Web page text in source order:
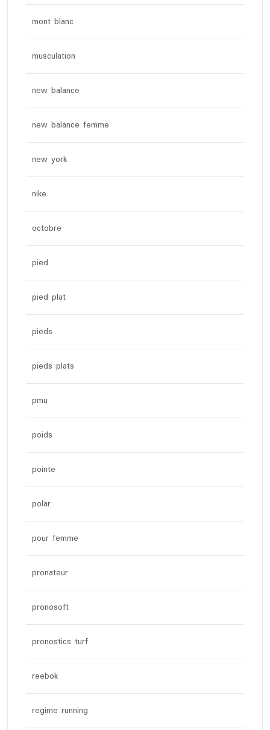
mont blanc
musculation
new balance
new balance femme
new york
nike
octobre
pied
pied plat
pieds
pieds plats
pmu
poids
pointe
polar
pour femme
pronateur
pronosoft
pronostics turf
reebok
regime running